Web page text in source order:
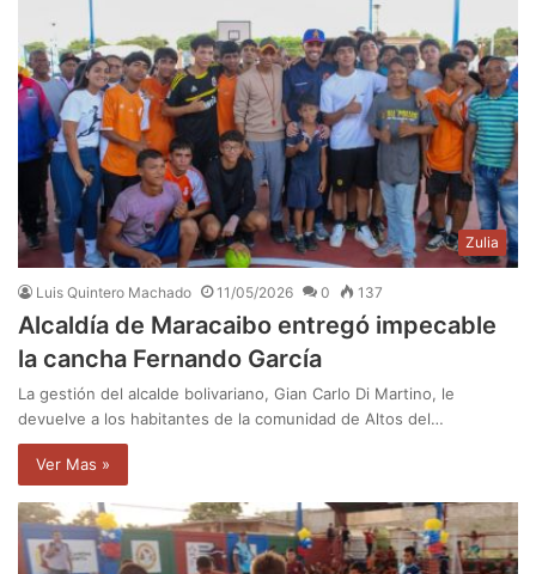
Zulia
Luis Quintero Machado 11/05/2026 0 137
Alcaldía de Maracaibo entregó impecable
la cancha Fernando García
La gestión del alcalde bolivariano, Gian Carlo Di Martino, le
devuelve a los habitantes de la comunidad de Altos del…
Ver Mas »